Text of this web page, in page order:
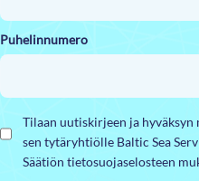
Puhelinnumero
Tilaan uutiskirjeen ja
sen tytäryhtiölle Baltic Sea
Säätiön tietosuojaselosteen